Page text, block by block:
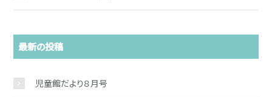
最新の投稿
児童館だより８月号